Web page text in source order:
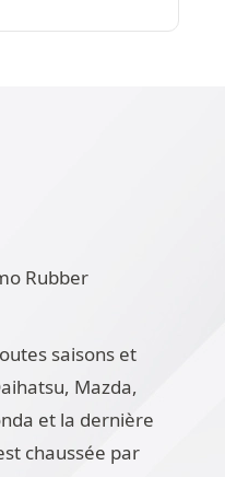
Rubber
saisons et
Mazda,
et la dernière
chaussée par